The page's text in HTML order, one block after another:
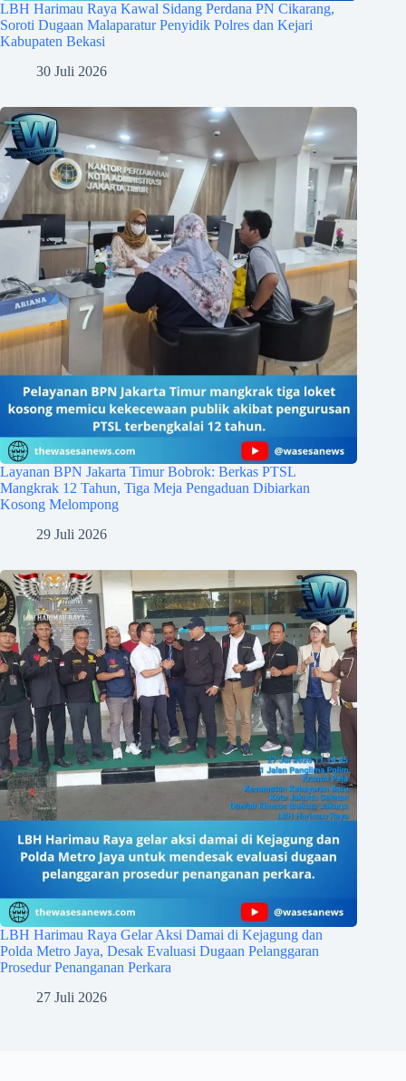
LBH Harimau Raya Kawal Sidang Perdana PN Cikarang,
Soroti Dugaan Malaparatur Penyidik Polres dan Kejari
Kabupaten Bekasi
30 Juli 2026
Layanan BPN Jakarta Timur Bobrok: Berkas PTSL
Mangkrak 12 Tahun, Tiga Meja Pengaduan Dibiarkan
Kosong Melompong
29 Juli 2026
LBH Harimau Raya Gelar Aksi Damai di Kejagung dan
Polda Metro Jaya, Desak Evaluasi Dugaan Pelanggaran
Prosedur Penanganan Perkara
27 Juli 2026